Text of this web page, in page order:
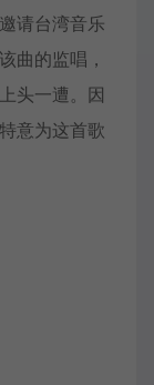
请台湾音乐
曲的监唱，
头一遭。因
意为这首歌